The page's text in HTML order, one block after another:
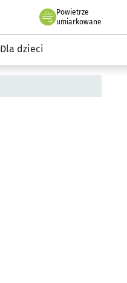
Powietrze
we Wrocławiu
umiarkowane
Dla dzieci